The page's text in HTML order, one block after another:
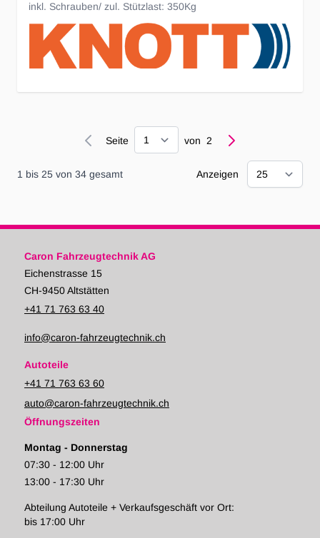
inkl. Schrauben/ zul. Stützlast: 350Kg
1 bis 25 von 34 gesamt
Seite von Seite
2
Anzeigen
Caron Fahrzeugtechnik AG
Eichenstrasse 15
CH-9450 Altstätten
+41 71 763 63 40
info@caron-fahrzeugtechnik.ch
Autoteile
+41 71 763 63 60
auto@caron-fahrzeugtechnik.ch
Öffnungszeiten
Montag - Donnerstag
07:30 - 12:00 Uhr
13:00 - 17:30 Uhr
Abteilung Autoteile + Verkaufsgeschäft vor Ort:
bis 17:00 Uhr